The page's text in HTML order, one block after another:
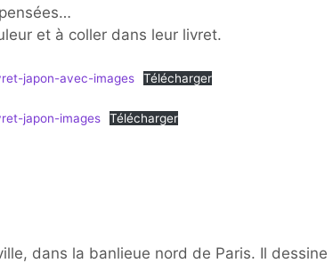
et à coller dans leur livret.
japon-avec-images Télécharger
japon-images Télécharger
dans la banlieue nord de Paris. Il dessine